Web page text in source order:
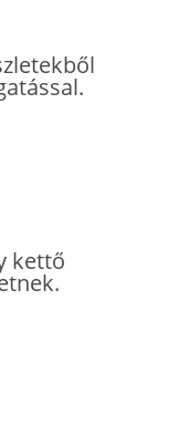
kettő